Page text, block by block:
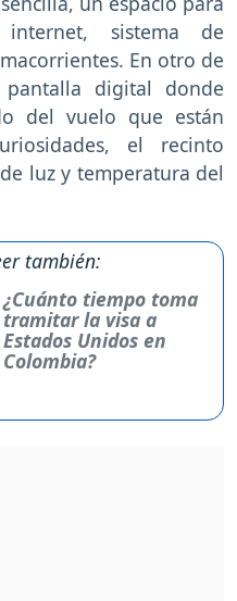
internet, sistema de
En otro de
digital donde
del vuelo que están
el recinto
luz y temperatura del
también:
¿Cuánto tiempo toma
tramitar la visa a
Estados Unidos en
Colombia?